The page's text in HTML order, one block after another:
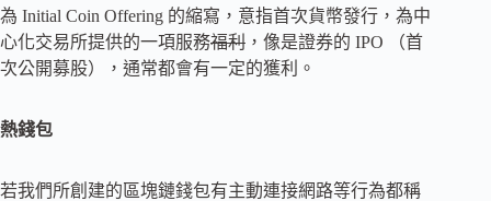
為 Initial Coin Offering 的縮寫，意指首次貨幣發行，為中
心化交易所提供的一項服務福利 ，像是證券的 IPO （首
次公開募股），通常都會有一定的獲利。
熱錢包
若我們所創建的區塊鏈錢包有主動連接網路等行為都稱